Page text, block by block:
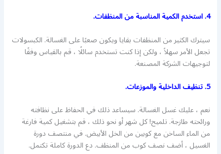
4. استخدم الكمية المناسبة من المنظفات.
سيترك الكثير من المنظفات بقايا ويكون صعبًا على الغسالة. الكبسولات
تجعل الأمر سهلاً ، ولكن إذا كنت تستخدم سائلًا ، قم بالقياس وفقًا
لتوجيهات الشركة المصنعة.
5. تنظيف الداخلية والموزعات.
نعم ، عليك غسل الغسالة. سيساعد ذلك في الحفاظ على نظافته
ورائحته طازجة. تلميح! كل شهر أو نحو ذلك ، قم بتشغيل كمية فارغة
من الماء الساخن مع كوبين من الخل الأبيض. في منتصف دورة
الغسيل ، أضف نصف كوب من المنظف. دع الدورة كاملة تكتمل.